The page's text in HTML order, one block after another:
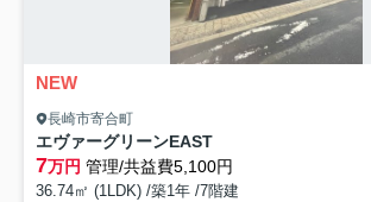
NEW
長崎市寄合町
エヴァーグリーンEAST
7万円 管理/共益費5,100円
36.74㎡ (1LDK) /築1年 /7階建